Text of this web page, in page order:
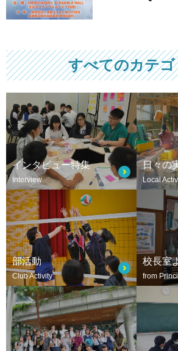
すべてのカテゴ
インタビュー特集
Interview
日々の
Local
部活動
Club Activity
校長室
from